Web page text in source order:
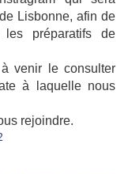
Lisbonne, afin de
préparatifs de
venir le consulter
à laquelle nous
rejoindre.